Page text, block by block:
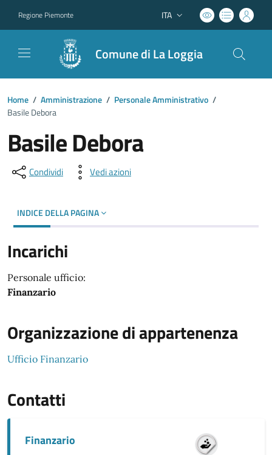
Regione Piemonte Lingua attiva:
ITA
Comune di La Loggia
Home / Amministrazione / Personale Amministrativo /
Basile Debora
Basile Debora
Condividi Vedi azioni
INDICE DELLA PAGINA
Incarichi
Personale ufficio:
Finanzario
Organizzazione di appartenenza
Ufficio Finanzario
Contatti
Finanzario